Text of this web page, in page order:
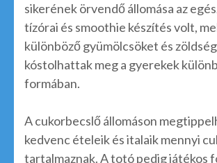
sikerének örvendő állomása az
tízórai és smoothie készítés volt,
különböző gyümölcsöket és
kóstolhattak meg a gyerekek
formában.
A cukorbecslő állomáson
kedvenc ételeik és italaik mennyi
tartalmaznak. A totó pedig játékos